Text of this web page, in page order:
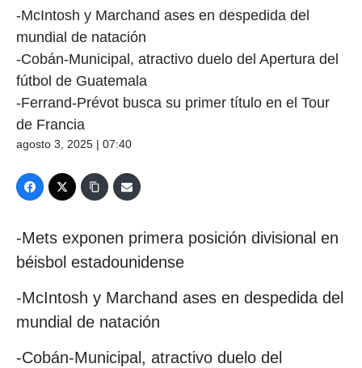
-McIntosh y Marchand ases en despedida del
mundial de natación
-Cobán-Municipal, atractivo duelo del Apertura del
fútbol de Guatemala
-Ferrand-Prévot busca su primer título en el Tour
de Francia
agosto 3, 2025 | 07:40
-Mets exponen primera posición divisional en
béisbol estadounidense
-McIntosh y Marchand ases en despedida del
mundial de natación
-Cobán-Municipal, atractivo duelo del